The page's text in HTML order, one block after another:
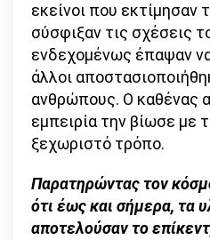
εκείνοι που εκτίμησαν
σύσφιξαν τις σχέσεις
ενδεχομένως έπαψαν
άλλοι
ανθρώπους. Ο καθένας
εμπειρία την βίωσε με
ξεχωριστό τρόπο.
Παρατηρώντας τον
ότι έως και σήμερα, τα
αποτελούσαν το